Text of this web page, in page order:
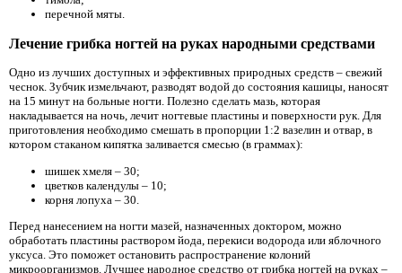
перечной мяты.
Лечение грибка ногтей на руках народными средствами
Одно из лучших доступных и эффективных природных средств – свежий
чеснок. Зубчик измельчают, разводят водой до состояния кашицы, наносят
на 15 минут на больные ногти. Полезно сделать мазь, которая
накладывается на ночь, лечит ногтевые пластины и поверхности рук. Для
приготовления необходимо смешать в пропорции 1:2 вазелин и отвар, в
котором стаканом кипятка заливается смесью (в граммах):
шишек хмеля – 30;
цветков календулы – 10;
корня лопуха – 30.
Перед нанесением на ногти мазей, назначенных доктором, можно
обработать пластины раствором йода, перекиси водорода или яблочного
уксуса. Это поможет остановить распространение колоний
микроорганизмов. Лучшее народное средство от грибка ногтей на руках –